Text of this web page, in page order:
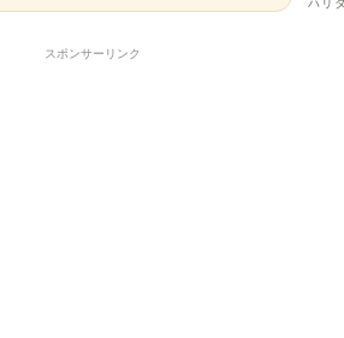
ハリ
スポンサーリンク